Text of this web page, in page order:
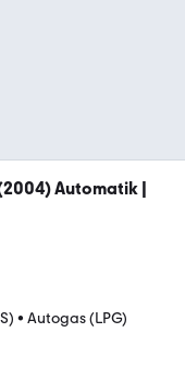
Automatik |
• Autogas (LPG)